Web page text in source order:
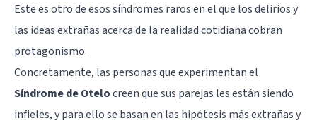
Este es otro de esos síndromes raros en el que los delirios y
las ideas extrañas acerca de la realidad cotidiana cobran
protagonismo.
Concretamente, las personas que experimentan el
Síndrome de Otelocreen quesus parejas les están siendo
infieles, y para ello se basan en las hipótesis más extrañas y